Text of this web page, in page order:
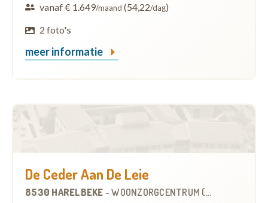
vanaf € 1.649/maand (54,22/dag)
2 foto's
meer informatie
De Ceder Aan De Leie
8530 HARELBEKE -WOONZORGCENTRUM (WZC)